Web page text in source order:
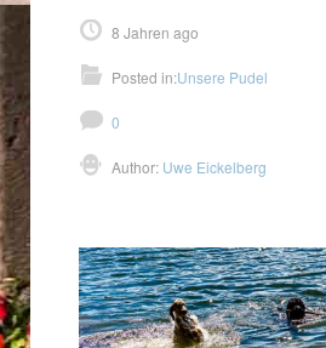
8 Jahren ago
Posted in:Unsere Pudel
0
Author: Uwe Eickelberg